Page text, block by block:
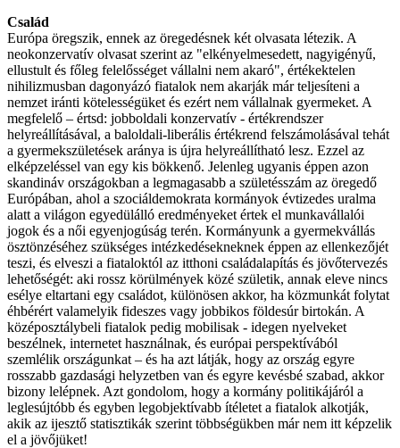
Család
Európa öregszik, ennek az öregedésnek két olvasata létezik. A
neokonzervatív olvasat szerint az "elkényelmesedett, nagyigényű,
ellustult és főleg felelősséget vállalni nem akaró", értékektelen
nihilizmusban dagonyázó fiatalok nem akarják már teljesíteni a
nemzet iránti kötelességüket és ezért nem vállalnak gyermeket. A
megfelelő – értsd: jobboldali konzervatív - értékrendszer
helyreállításával, a baloldali-liberális értékrend felszámolásával tehát
a gyermekszületések aránya is újra helyreállítható lesz. Ezzel az
elképzeléssel van egy kis bökkenő. Jelenleg ugyanis éppen azon
skandináv országokban a legmagasabb a születésszám az öregedő
Európában, ahol a szociáldemokrata kormányok évtizedes uralma
alatt a világon egyedülálló eredményeket értek el munkavállalói
jogok és a női egyenjogúság terén. Kormányunk a gyermekvállás
ösztönzéséhez szükséges intézkedésekneknek éppen az ellenkezőjét
teszi, és elveszi a fiataloktól az itthoni családalapítás és jövőtervezés
lehetőségét: aki rossz körülmények közé születik, annak eleve nincs
esélye eltartani egy családot, különösen akkor, ha közmunkát folytat
éhbérért valamelyik fideszes vagy jobbikos földesúr birtokán. A
középosztálybeli fiatalok pedig mobilisak - idegen nyelveket
beszélnek, internetet használnak, és európai perspektívából
szemlélik országunkat – és ha azt látják, hogy az ország egyre
rosszabb gazdasági helyzetben van és egyre kevésbé szabad, akkor
bizony lelépnek. Azt gondolom, hogy a kormány politikájáról a
leglesújtóbb és egyben legobjektívabb ítéletet a fiatalok alkotják,
akik az ijesztő statisztikák szerint többségükben már nem itt képzelik
el a jövőjüket!